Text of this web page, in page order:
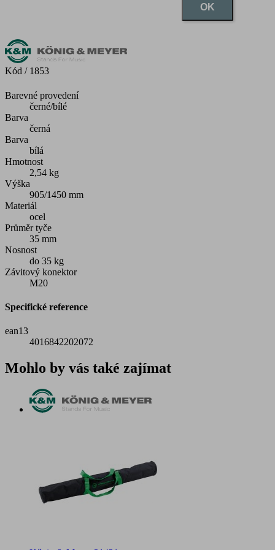
OK
Kód / 1853
Barevné provedení
černé/bílé
Barva
černá
Barva
bílá
Hmotnost
2,54 kg
Výška
905/1450 mm
Materiál
ocel
Průměr tyče
35 mm
Nosnost
do 35 kg
Závitový konektor
M20
Specifické reference
ean13
4016842202072
Mohlo by vás také zajímat